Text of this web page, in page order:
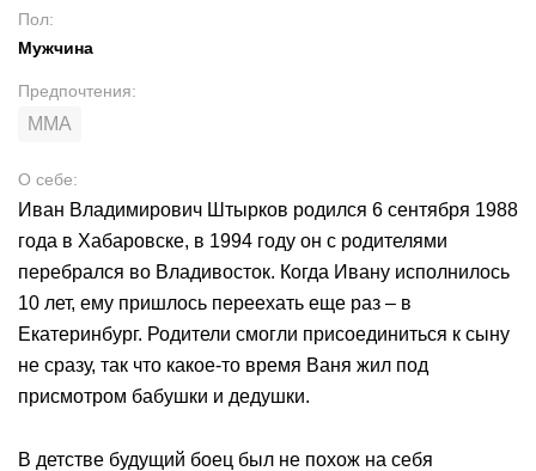
Пол:
Мужчина
Предпочтения:
MMA
О себе:
Иван Владимирович Штырков родился 6 сентября 1988
года в Хабаровске, в 1994 году он с родителями
перебрался во Владивосток. Когда Ивану исполнилось
10 лет, ему пришлось переехать еще раз – в
Екатеринбург. Родители смогли присоединиться к сыну
не сразу, так что какое-то время Ваня жил под
присмотром бабушки и дедушки.
В детстве будущий боец был не похож на себя